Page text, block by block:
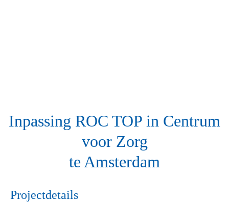
Inpassing ROC TOP in Centrum
voor Zorg
te Amsterdam
Projectdetails